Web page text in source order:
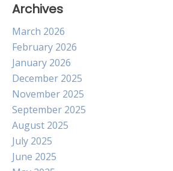
Archives
March 2026
February 2026
January 2026
December 2025
November 2025
September 2025
August 2025
July 2025
June 2025